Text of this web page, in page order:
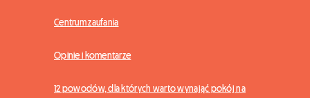
Centrum zaufania
Opinie i komentarze
12 powodów, dla których warto wynająć pokój na